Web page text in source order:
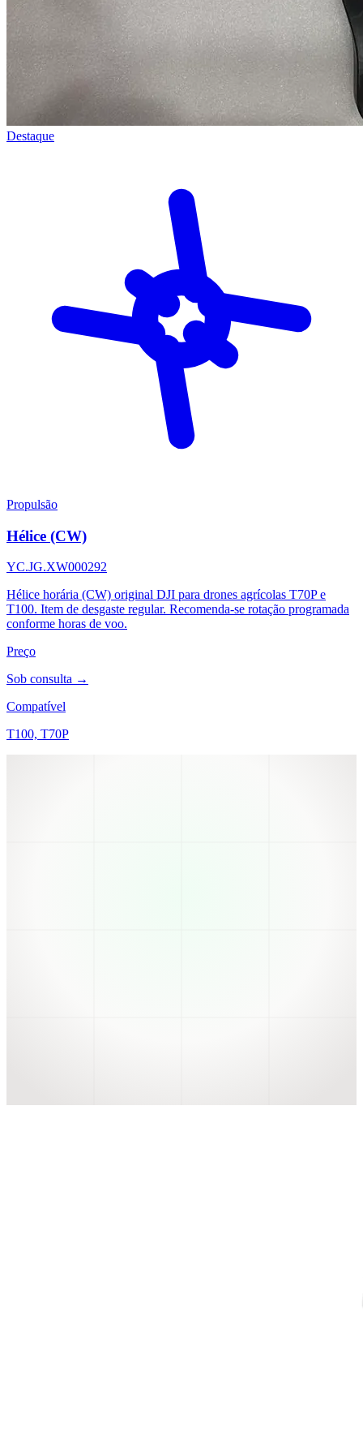
Destaque
Propulsão
Hélice (CW)
YC.JG.XW000292
Hélice horária (CW) original DJI para drones agrícolas T70P e
T100. Item de desgaste regular. Recomenda-se rotação programada
conforme horas de voo.
Preço
Sob consulta →
Compatível
T100, T70P